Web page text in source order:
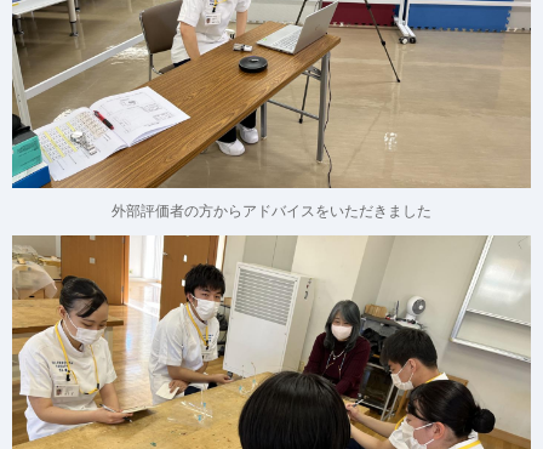
外部評価者の方からアドバイスをいただきました